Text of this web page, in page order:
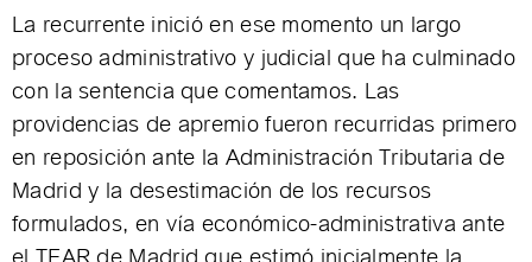
La recurrente inició en ese momento un largo
proceso administrativo y judicial que ha culminado
con la sentencia que comentamos. Las
providencias de apremio fueron recurridas primero
en reposición ante la Administración Tributaria de
Madrid y la desestimación de los recursos
formulados, en vía económico-administrativa ante